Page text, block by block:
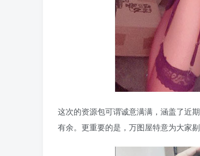
这次的资源包可谓诚意满满，涵盖了近
有余。更重要的是，万图屋特意为大家